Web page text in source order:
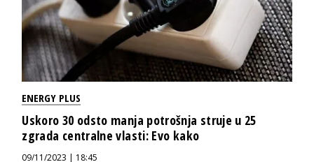
ENERGY PLUS
Uskoro 30 odsto manja potrošnja struje u 25
zgrada centralne vlasti: Evo kako
09/11/2023 | 18:45